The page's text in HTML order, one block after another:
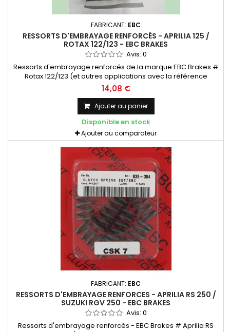
FABRICANT: EBC
RESSORTS D'EMBRAYAGE RENFORCÉS - APRILIA 125 /
ROTAX 122/123 - EBC BRAKES
Avis: 0
Ressorts d'embrayage renforcés de la marque EBC Brakes #
Rotax 122/123 (et autres applications avec la référence
CSK190 EBC Brakes voir tableau ci-dessous). 15% plus durs
que l'origine. Vendu par pack de 6
14,08 €
Ajouter au panier
Disponible en stock
Ajouter au comparateur
FABRICANT: EBC
RESSORTS D'EMBRAYAGE RENFORCES - APRILIA RS 250 /
SUZUKI RGV 250 - EBC BRAKES
Avis: 0
Ressorts d'embrayage renforcés - EBC Brakes # Aprilia RS